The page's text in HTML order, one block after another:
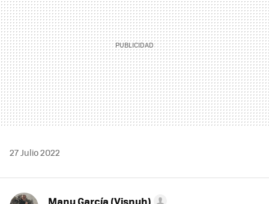
27 Julio 2022
Manu García (Visnuh)